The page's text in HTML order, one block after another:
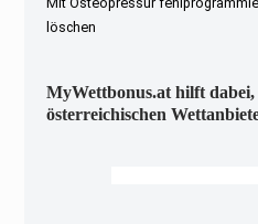
löschen
MyWettbonus.at hilft dabei,
österreichischen